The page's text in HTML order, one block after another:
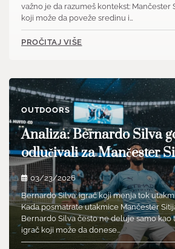
važno je da razumeš kontekst: Mančester
koji može da poveže sredinu i…
PROČITAJ VIŠE
OUTDOORS
Analiza: Bernardo Silva
odlučivali za Mančester
03/23/2026
Bernardo Silva: igrač koji menja tok
Kada posmatrate utakmice Mančester
Bernardo Silva često ne deluje samo kao
igrač koji može da donese…